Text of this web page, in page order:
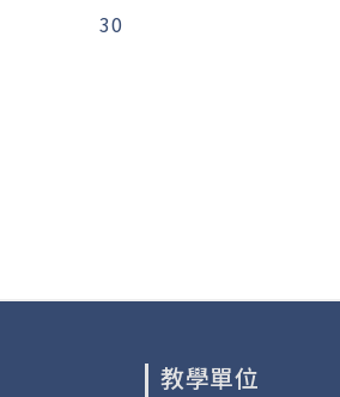
30
教學單位